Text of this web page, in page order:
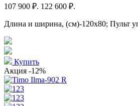
107 900 ₽. 122 600 ₽.
Длина и ширина, (см)-120x80; Пульт
Купить
Акция -12%